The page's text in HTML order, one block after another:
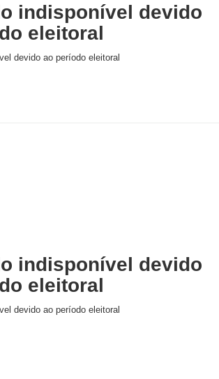
indisponível devido
eleitoral
devido ao período eleitoral
indisponível devido
eleitoral
devido ao período eleitoral